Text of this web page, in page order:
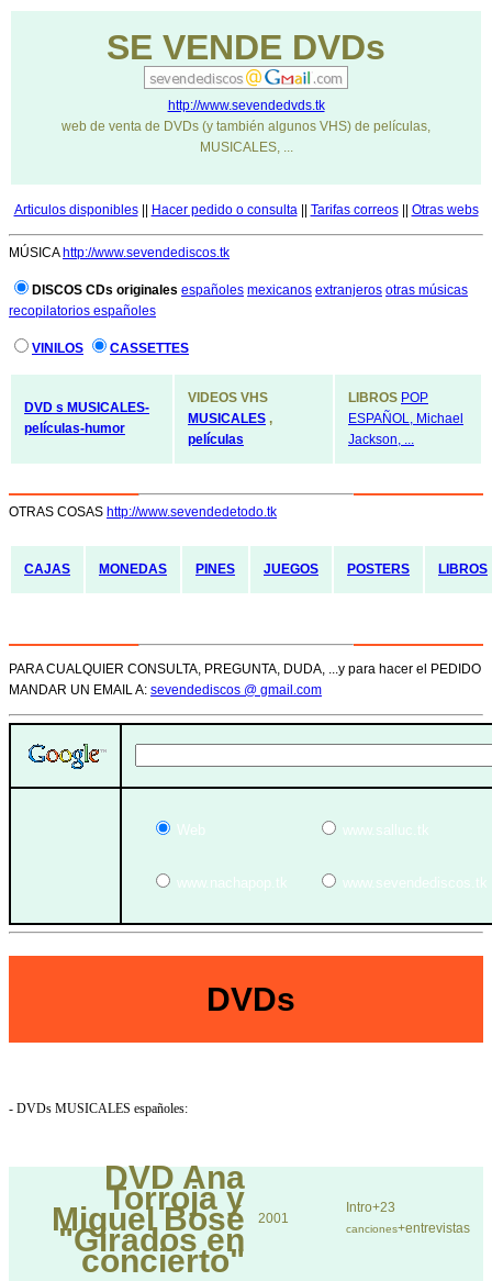
SE VENDE DVDs
http://www.sevendedvds.tk
web de venta de DVDs (y también algunos VHS) de películas,
MUSICALES, ...
Articulos disponibles|| Hacer pedido o consulta|| Tarifas correos|| Otras webs
MÚSICA http://www.sevendediscos.tk
DISCOS CDs originales españoles mexicanos extranjeros otras músicas
recopilatorios españoles
VINILOS CASSETTES
DVD s MUSICALES-
películas-humor
VIDEOS VHS
MUSICALES ,
películas
LIBROS POP
ESPAÑOL, Michael
Jackson, ...
OTRAS COSAS http://www.sevendedetodo.tk
CAJAS MONEDAS PINES JUEGOS POSTERS LIBROS
PARA CUALQUIER CONSULTA, PREGUNTA, DUDA, ...y para hacer el PEDIDO
MANDAR UN EMAIL A: sevendediscos @ gmail.com
Web www.salluc.tk
www.nachapop.tk www.sevendediscos.tk
DVDs
- DVDs MUSICALES españoles:
DVDAna
Torroja y
Miguel Bosé
"Girados en
concierto"
2001
Intro+23
canciones+entrevistas